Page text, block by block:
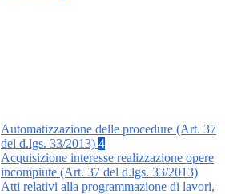
Automatizzazione delle procedure (Art. 37
del d.lgs. 33/2013) 4
Acquisizione interesse realizzazione opere
incompiute (Art. 37 del d.lgs. 33/2013)
Atti relativi alla programmazione di lavori,